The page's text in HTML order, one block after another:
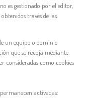
es gestionado por el editor,
través de las
un equipo o dominio
que se recoja mediante
consideradas como cookies
activadas: